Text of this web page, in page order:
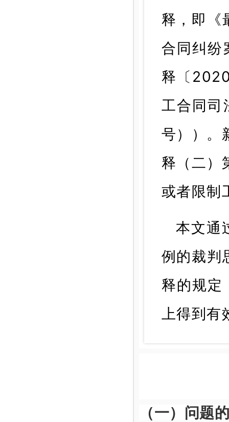
释，即《
合同纠纷
释〔
工合同
号））。
释（二）
或者限制
本文通
例的裁判
释的规定
上得到
（一）问题